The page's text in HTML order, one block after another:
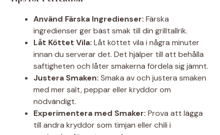
Använd Färska Ingredienser: Färska
ingredienser ger bäst smak till din grilltallrik.
Låt Köttet Vila: Låt köttet vila i några minuter
innan du serverar det. Det hjälper till att behålla
saftigheten och låter smakerna fördela sig jämnt.
Justera Smaken: Smaka av och justera smaken
med mer salt, peppar eller kryddor om
nödvändigt.
Experimentera med Smaker: Prova att lägga
till andra kryddor som timjan eller chili i